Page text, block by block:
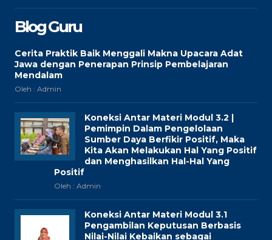
Blog Guru
Cerita Praktik Baik Menggali Makna Upacara Adat
Jawa dengan Penerapan Prinsip Pembelajaran
Mendalam
Oleh : Admin
Koneksi Antar Materi Modul 3.2 |
Pemimpin Dalam Pengelolaan
Sumber Daya Berfikir Positif, Maka
Kita Akan Melakukan Hal Yang Positif
dan Menghasilkan Hal-Hal Yang
Positif
Oleh : Admin
Koneksi Antar Materi Modul 3.1
Pengambilan Keputusan Berbasis
Nilai-Nilai Kebaikan sebagai